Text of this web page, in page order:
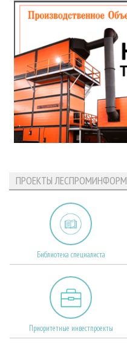
ПРОЕКТЫ ЛЕСПРОМИНФОРМ
Библиотека специалиста
Приоритетные инвестпроекты